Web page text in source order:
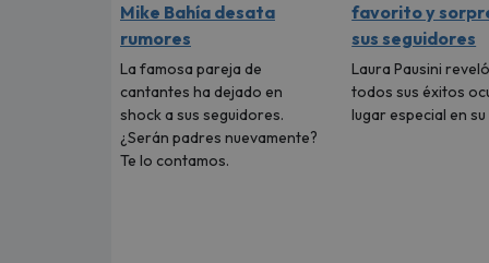
Mike Bahía desata
rumores
La famosa pareja de
cantantes ha dejado en
shock a sus seguidores.
¿Serán padres nuevamente?
Te lo contamos.
favorito y
sus seguidores
Laura Pausini
todos sus éxitos
lugar especial en